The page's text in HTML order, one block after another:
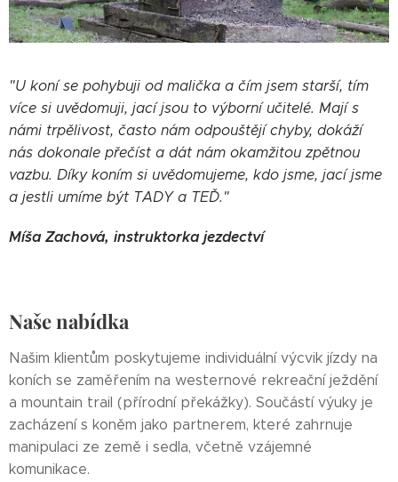
"U koní se pohybuji od malička a čím jsem starší, tím
více si uvědomuji, jací jsou to výborní učitelé. Mají s
námi trpělivost, často nám odpouštějí chyby, dokáží
nás dokonale přečíst a dát nám okamžitou zpětnou
vazbu. Díky koním si uvědomujeme, kdo jsme, jací jsme
a jestli umíme být TADY a TEĎ."
Míša Zachová, instruktorka jezdectví
Naše nabídka
Našim klientům poskytujeme individuální výcvik jízdy na
koních se zaměřením na westernové rekreační ježdění
a mountain trail (přírodní překážky). Součástí výuky je
zacházení s koněm jako partnerem, které zahrnuje
manipulaci ze země i sedla, včetně vzájemné
komunikace.